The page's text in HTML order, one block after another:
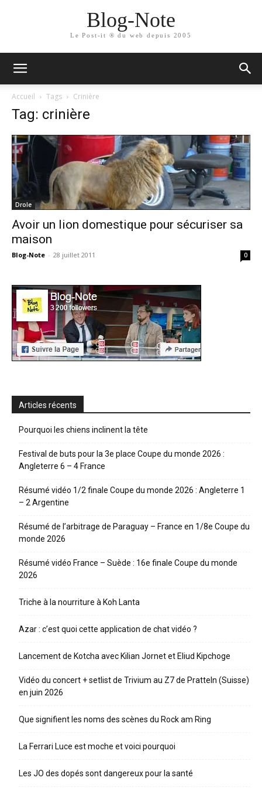
Blog-Note
Le Post-it ® du web depuis 2005
Accueil Tags Crinière
Tag: crinière
Drole
Avoir un lion domestique pour sécuriser sa
maison
Blog-Note - 28 juillet 2011 0
Articles récents
Pourquoi les chiens inclinent la tête
Festival de buts pour la 3e place Coupe du monde 2026 :
Angleterre 6 – 4 France
Résumé vidéo 1/2 finale Coupe du monde 2026 : Angleterre 1
– 2 Argentine
Résumé de l’arbitrage de Paraguay – France en 1/8e Coupe du
monde 2026
Résumé vidéo France – Suède : 16e finale Coupe du monde
2026
Triche à la nourriture à Koh Lanta
Azar : c’est quoi cette application de chat vidéo ?
Lancement de Kotcha avec Kilian Jornet et Eliud Kipchoge
Vidéo du concert + setlist de Trivium au Z7 de Pratteln (Suisse)
en juin 2026
Que signifient les noms des scènes du Rock am Ring
La Ferrari Luce est moche et voici pourquoi
Les JO des dopés sont dangereux pour la santé